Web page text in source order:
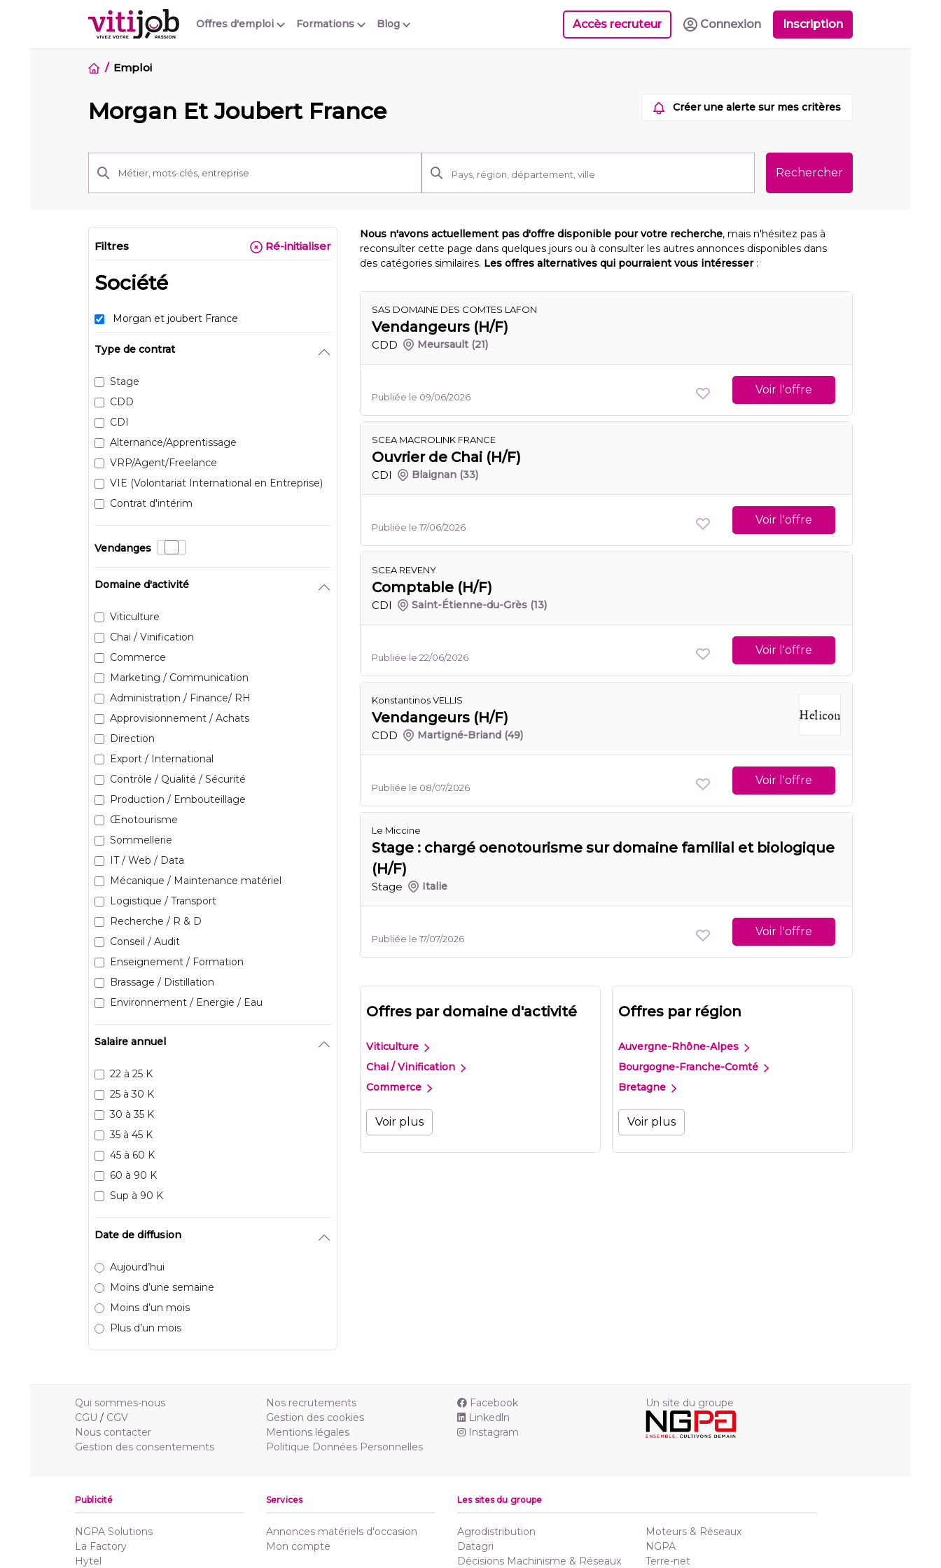
Offres d'emploi Blog
Formations Accès recruteur Connexion Inscription
Emploi
Morgan Et Joubert France Créer une alerte sur mes critères
Rechercher
Filtres Ré-initialiser
Société
Morgan et joubert France
Type de contrat
Stage
CDD
CDI
Alternance/Apprentissage
VRP/Agent/Freelance
VIE (Volontariat International en Entreprise)
Contrat d'intérim
Vendanges
Domaine d'activité
Viticulture
Chai / Vinification
Commerce
Marketing / Communication
Administration / Finance/ RH
Approvisionnement / Achats
Direction
Export / International
Contrôle / Qualité / Sécurité
Production / Embouteillage
Œnotourisme
Sommellerie
IT / Web / Data
Mécanique / Maintenance matériel
Logistique / Transport
Recherche / R & D
Conseil / Audit
Enseignement / Formation
Brassage / Distillation
Environnement / Energie / Eau
Salaire annuel
22 à 25 K
25 à 30 K
30 à 35 K
35 à 45 K
45 à 60 K
60 à 90 K
Sup à 90 K
Date de diffusion
Aujourd’hui
Moins d’une semaine
Moins d’un mois
Plus d’un mois
Nous n'avons actuellement pas d'offre disponible pour votre recherche, mais n'hésitez pas à
reconsulter cette page dans quelques jours ou à consulter les autres annonces disponibles dans
des catégories similaires. Les offres alternatives qui pourraient vous intéresser:
SAS DOMAINE DES COMTES LAFON
Vendangeurs (H/F)
CDD Meursault (21)
Publiée le 09/06/2026
Voir l'offre
SCEA MACROLINK FRANCE
Ouvrier de Chai (H/F)
CDI Blaignan (33)
Publiée le 17/06/2026
Voir l'offre
SCEA REVENY
Comptable (H/F)
CDI Saint-Étienne-du-Grès (13)
Publiée le 22/06/2026
Voir l'offre
Konstantinos VELLIS
Vendangeurs (H/F)
CDD Martigné-Briand (49)
Publiée le 08/07/2026
Voir l'offre
Le Miccine
Stage : chargé oenotourisme sur domaine familial et biologique
(H/F)
Stage Italie
Publiée le 17/07/2026
Voir l'offre
Offres par domaine d'activité
Viticulture
Chai / Vinification
Commerce
Voir plus
Offres par région
Auvergne-Rhône-Alpes
Bourgogne-Franche-Comté
Bretagne
Voir plus
Qui sommes-nous
CGU / CGV
Nous contacter
Gestion des consentements
Nos recrutements
Gestion des cookies
Mentions légales
Politique Données Personnelles
Facebook
Linkedln
Instagram
Un site du groupe
Publicité
NGPA Solutions
La Factory
Hytel
Services
Annonces matériels d'occasion
Mon compte
Les sites du groupe
Agrodistribution
Datagri
Décisions Machinisme & Réseaux
Moteurs & Réseaux
NGPA
Terre-net